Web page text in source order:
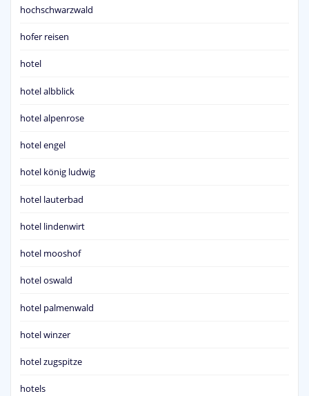
hochschwarzwald
hofer reisen
hotel
hotel albblick
hotel alpenrose
hotel engel
hotel könig ludwig
hotel lauterbad
hotel lindenwirt
hotel mooshof
hotel oswald
hotel palmenwald
hotel winzer
hotel zugspitze
hotels